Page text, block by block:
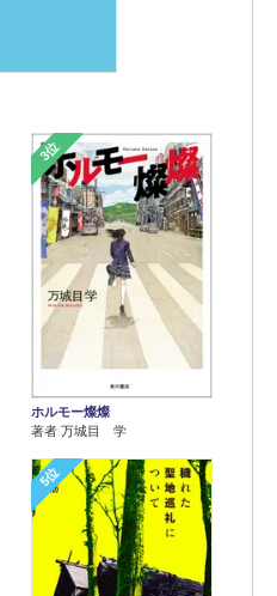
3位
ホルモー燦燦
著者 万城目 学
5位